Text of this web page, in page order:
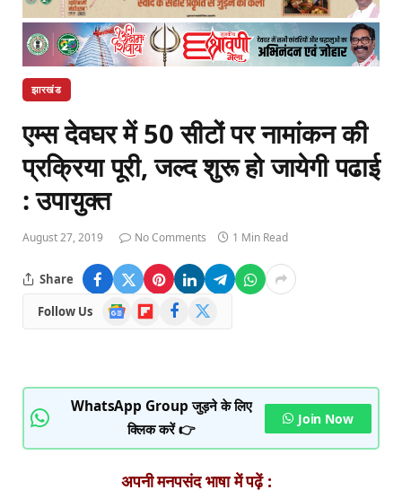
झारखंड
एम्स देवघर में 50 सीटों पर नामांकन की
प्रक्रिया पूरी, जल्द शुरू हो जायेगी पढाई
: उपायुक्त
August 27, 2019 No Comments 1 Min Read
Share
Follow Us
Google
News
FlipboardFacebook
WhatsApp Group जुड़ने के लिए
क्लिक करें 👉
Join Now
अपनी मनपसंद भाषा में पढ़ें :